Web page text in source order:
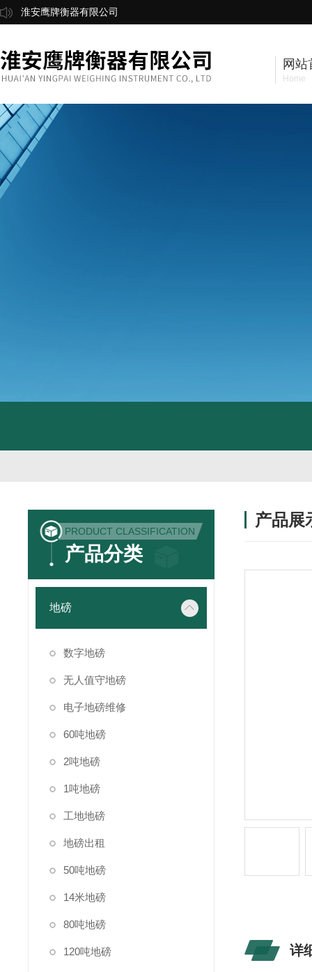
淮安鹰牌衡器有限公司
网站
Home
PRODUCT CLASSIFICATION
产品分类
地磅
数字地磅
无人值守地磅
电子地磅维修
60吨地磅
2吨地磅
1吨地磅
工地地磅
地磅出租
50吨地磅
14米地磅
80吨地磅
120吨地磅
产品展
详